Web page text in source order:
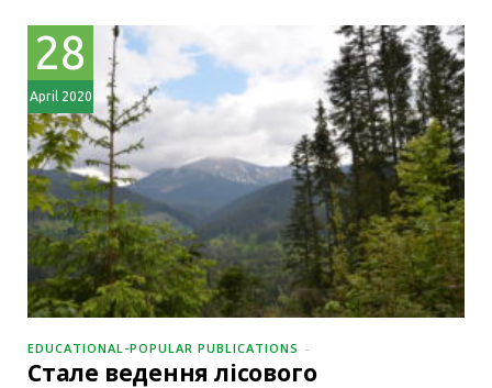
28
April 2020
EDUCATIONAL-POPULAR PUBLICATIONS
Стале ведення лісового